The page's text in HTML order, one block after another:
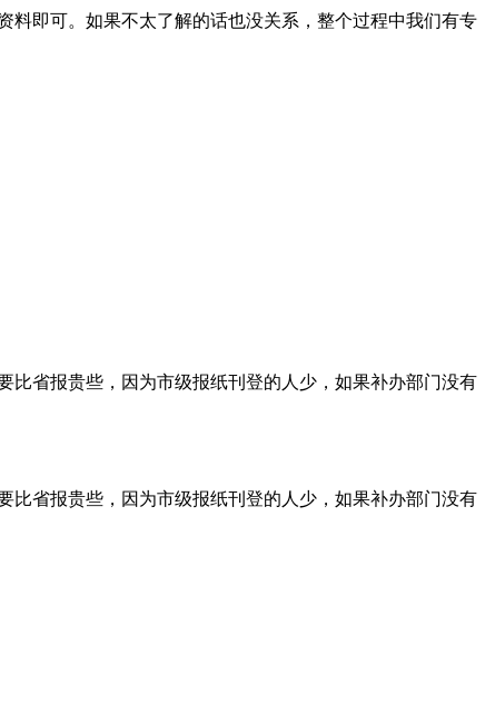
料即可。如果不太了解的话也没关系，整个过程中我们有专
比省报贵些，因为市级报纸刊登的人少，如果补办部门没有
比省报贵些，因为市级报纸刊登的人少，如果补办部门没有